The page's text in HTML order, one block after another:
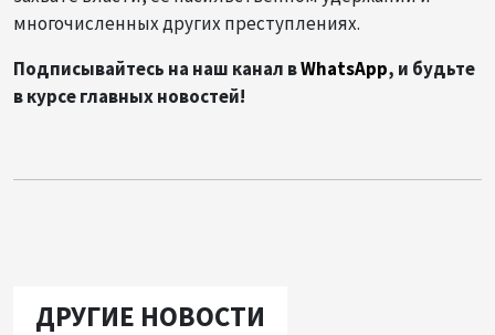
многочисленных других преступлениях.
Подписывайтесь на наш канал вWhatsApp, и будьте
в курсе главных новостей!
ДРУГИЕ НОВОСТИ